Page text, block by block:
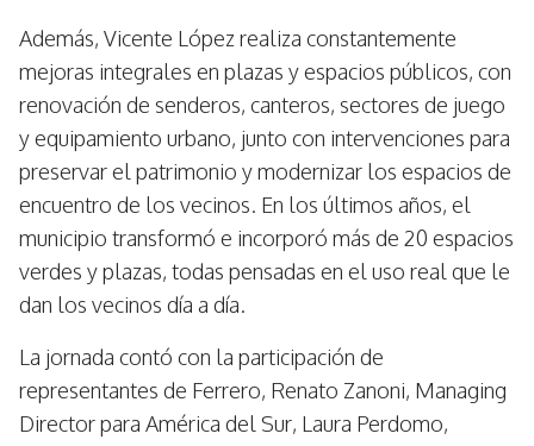
Además, Vicente López realiza constantemente
mejoras integrales en plazas y espacios públicos, con
renovación de senderos, canteros, sectores de juego
y equipamiento urbano, junto con intervenciones para
preservar el patrimonio y modernizar los espacios de
encuentro de los vecinos. En los últimos años, el
municipio transformó e incorporó más de 20 espacios
verdes y plazas, todas pensadas en el uso real que le
dan los vecinos día a día.
La jornada contó con la participación de
representantes de Ferrero, Renato Zanoni, Managing
Director para América del Sur, Laura Perdomo,